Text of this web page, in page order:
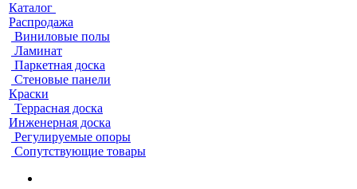
Каталог
Распродажа
Виниловые полы
Ламинат
Паркетная доска
Стеновые панели
Краски
Террасная доска
Инженерная доска
Регулируемые опоры
Сопутствующие товары